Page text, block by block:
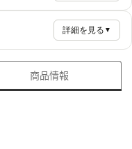
詳細を見る ▼
商品情報